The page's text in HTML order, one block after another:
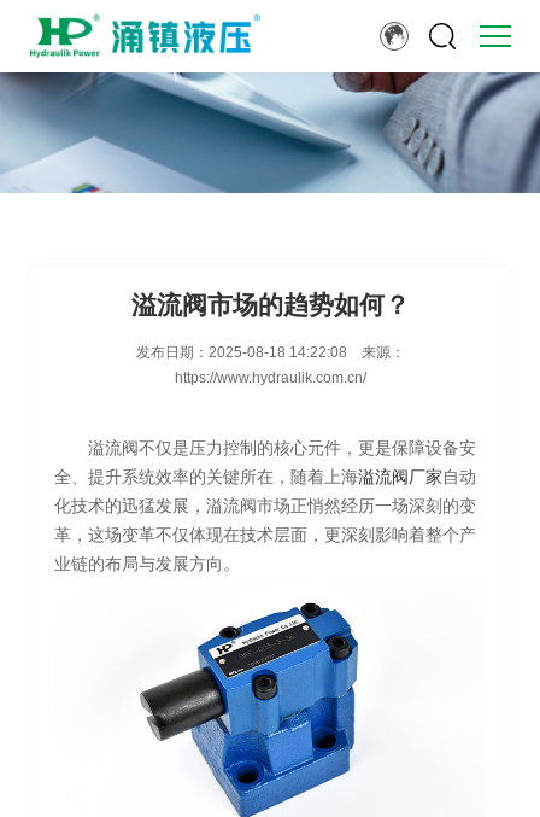
溢流阀市场的趋势如何？
发布日期： 2025-08-18 14:22:08
来源：
https://www.hydraulik.com.cn/
溢流阀不仅是压力控制的核心元件，更是保障设备安
全、提升系统效率的关键所在，随着上海溢流阀厂家自动
化技术的迅猛发展，溢流阀市场正悄然经历一场深刻的变
革，这场变革不仅体现在技术层面，更深刻影响着整个产
业链的布局与发展方向。